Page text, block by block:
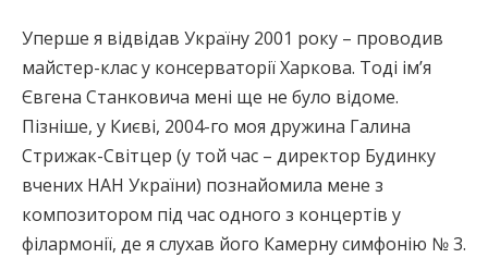
Уперше я відвідав Україну 2001 року – проводив
майстер-клас у консерваторії Харкова. Тоді ім’я
Євгена Станковича мені ще не було відоме.
Пізніше, у Києві, 2004-го моя дружина Галина
Стрижак-Світцер (у той час – директор Будинку
вчених НАН України) познайомила мене з
композитором під час одного з концертів у
філармонії, де я слухав його Камерну симфонію № 3.